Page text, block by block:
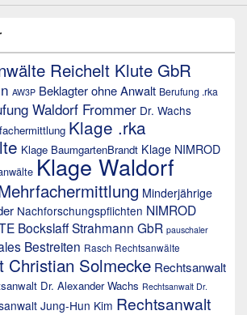
Reichelt Klute GbR
AW3P Beklagter ohne Anwalt Berufung .rka
Waldorf Frommer Dr. Wachs
Klage .rka
Klage BaumgartenBrandt Klage NIMROD
Klage Waldorf
Minderjährige
Nachforschungspflichten NIMROD
Bockslaff Strahmann GbR pauschaler
Bestreiten Rasch Rechtsanwälte
Christian Solmecke Rechtsanwalt
Dr. Alexander Wachs Rechtsanwalt Dr.
Jung-Hun Kim Rechtsanwalt